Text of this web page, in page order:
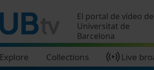
El portal de vídeo
Universitat de
Barcelona
Explore Collections Live